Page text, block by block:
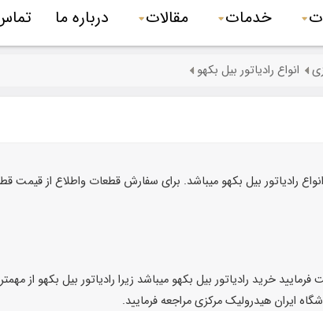
خدمات مقالات درباره ما
انواع رادیاتور بیل بکهو
رادیاتور بیل بکهو میباشد. برای سفارش قطعات واطلاع از قیمت
خرید رادیاتور بیل بکهو میباشد زیرا رادیاتور بیل بکهو از
ایران هیدرولیک مرکزی مراجعه فرمایید.